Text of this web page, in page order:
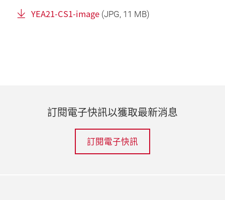
YEA21-CS1-image (JPG, 11 MB)
訂閱電子快訊以獲取最新消息
訂閱電子快訊